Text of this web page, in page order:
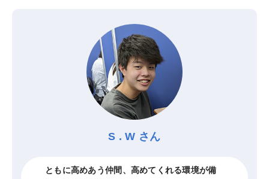
S . W さん
ともに高めあう仲間、高めてくれる環境が備